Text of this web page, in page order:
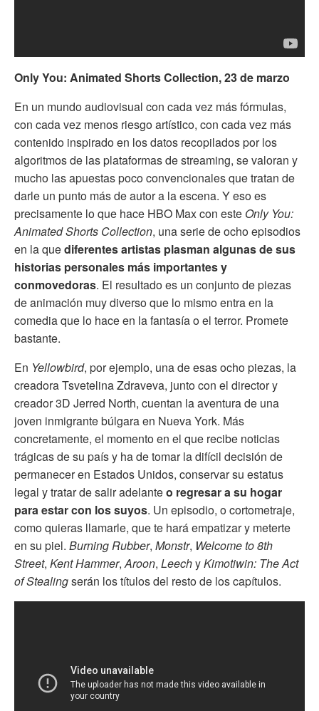
Only You: Animated Shorts Collection, 23 de marzo
En un mundo audiovisual con cada vez más fórmulas,
con cada vez menos riesgo artístico, con cada vez más
contenido inspirado en los datos recopilados por los
algoritmos de las plataformas de streaming, se valoran y
mucho las apuestas poco convencionales que tratan de
darle un punto más de autor a la escena. Y eso es
precisamente lo que hace HBO Max con este Only You:
Animated Shorts Collection, una serie de ocho episodios
en la quediferentes artistas plasman algunas de sus
historias personales más importantes y
conmovedoras. El resultado es un conjunto de piezas
de animación muy diverso que lo mismo entra en la
comedia que lo hace en la fantasía o el terror. Promete
bastante.
En Yellowbird, por ejemplo, una de esas ocho piezas, la
creadora Tsvetelina Zdraveva, junto con el director y
creador 3D Jerred North, cuentan la aventura de una
joven inmigrante búlgara en Nueva York. Más
concretamente, el momento en el que recibe noticias
trágicas de su país y ha de tomar la difícil decisión de
permanecer en Estados Unidos, conservar su estatus
legal y tratar de salir adelanteo regresar a su hogar
para estar con los suyos. Un episodio, o cortometraje,
como quieras llamarle, que te hará empatizar y meterte
en su piel. Burning Rubber, Monstr, Welcome to 8th
Street, Kent Hammer,Aroon, LeechyKimotiwin: The Act
of Stealingserán los títulos del resto de los capítulos.